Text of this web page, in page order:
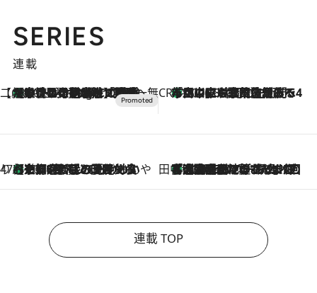
SERIES
連載
【CREA×星野リゾート】唯一無二。癒しと発見が待つ場所へ
10 Hours Ago
【トンボの足水浴】ヒノキの香りに包まれて涼感マックス！約13℃の湧水かけ流しを避暑地「星野温泉 トンボの湯」で体験 CREA'S CHOICE
2026.8.7
「立川にも歌舞伎があるんだよ」 片岡仁左衛門・市川中車ら豪華座組みで4年目の立川立飛歌舞伎へ
47都道府県の手みやげ ひんやりスイーツで夏を満喫
2026.8.7
【京都府】この夏絶対食べたい 冷やしておいしいおやつ3選 ひと口目から心を掴む新緑のテリーヌ 田中稲の勝手に再ブーム
2026.8.7
「湘南乃風に憧れて」観客大盛上がりの“タオル回し”に、ラッパー顔負けの高速歌唱まで…さだまさし（74）のアグレッシブすぎる現在地
連載 TOP